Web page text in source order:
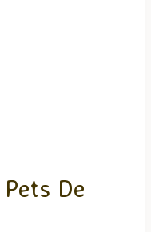
De